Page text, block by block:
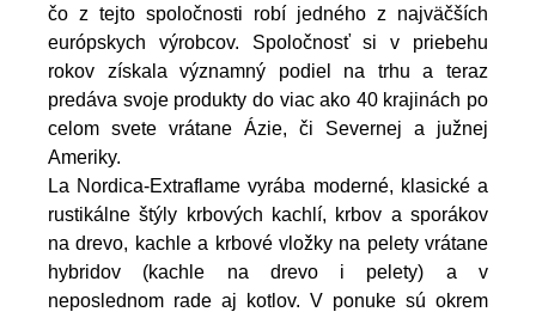
čo z tejto spoločnosti robí jedného z najväčších
európskych výrobcov. Spoločnosť si v priebehu
rokov získala významný podiel na trhu a teraz
predáva svoje produkty do viac ako 40 krajinách po
celom svete vrátane Ázie, či Severnej a južnej
Ameriky.
La Nordica-Extraflame vyrába moderné, klasické a
rustikálne štýly krbových kachlí, krbov a sporákov
na drevo, kachle a krbové vložky na pelety vrátane
hybridov (kachle na drevo i pelety) a v
neposlednom rade aj kotlov. V ponuke sú okrem